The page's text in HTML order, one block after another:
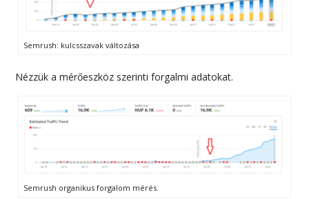
Semrush: kulcsszavak változása
Nézzük a mérőeszköz szerinti forgalmi adatokat.
Semrush organikus forgalom mérés.